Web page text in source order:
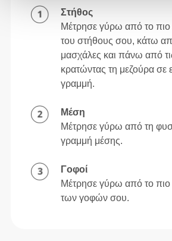
Στήθος
Μέτρησε γύρω από το
του στήθους σου, κάτω
μασχάλες και πάνω από
κρατώντας τη μεζούρα σε
γραμμή.
Μέση
Μέτρησε γύρω από τη
γραμμή μέσης.
Γοφοί
Μέτρησε γύρω από το
των γοφών σου.